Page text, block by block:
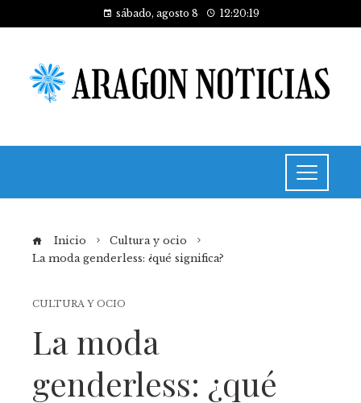
sábado, agosto 8 12:20:20
Inicio
Cultura y ocio
La moda genderless: ¿qué significa?
CULTURA Y OCIO
La moda
genderless: ¿qué